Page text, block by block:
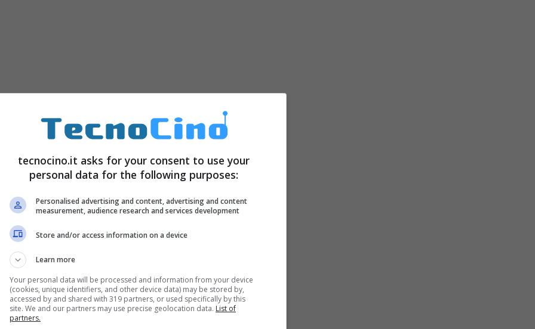
con feedback sull’utilità
tecnocino.it asks for your consent to use your
personal data for the following purposes:
Personalised advertising and content, advertising and content
measurement, audience research and services development
Store and/or access information on a device
Learn more
Your personal data will be processed and information from your device
(cookies, unique identifiers, and other device data) may be stored by,
accessed by and shared with 319 partners, or used specifically by this
site. We and our partners may use precise geolocation data. List of
partners.